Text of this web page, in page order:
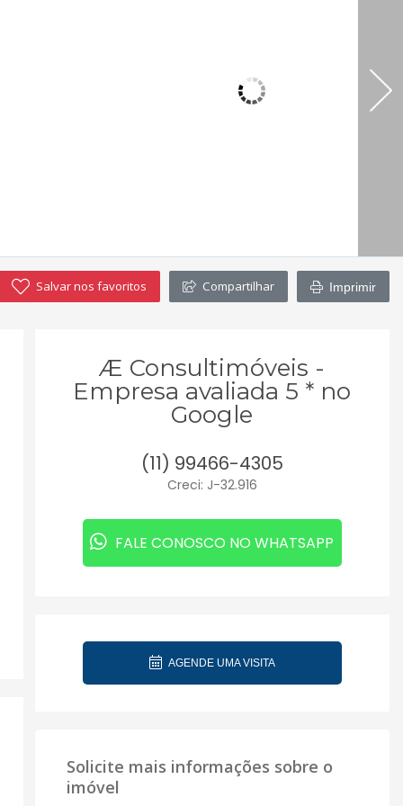
Salvar nos favoritos Compartilhar Imprimir
Æ Consultimóveis -
Empresa avaliada 5 * no
Google
(11) 99466-4305
Creci: J-32.916
FALE CONOSCO NO WHATSAPP
AGENDE UMA VISITA
Solicite mais informações sobre o
imóvel